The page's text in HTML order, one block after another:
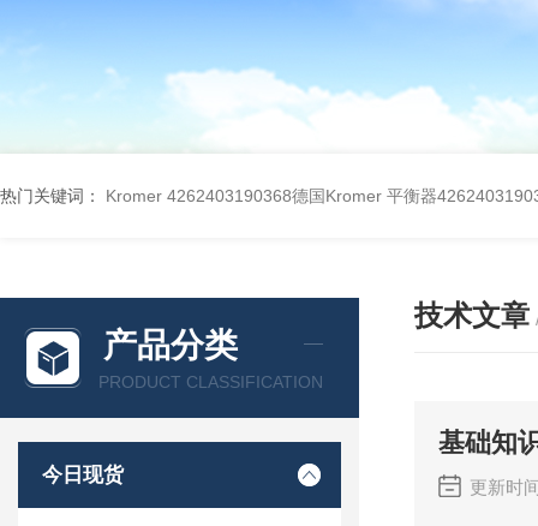
热门关键词： Kromer 4262403190368德国Kromer 平衡器
产品分类
PRODUCT CLASSIFICATION
今日现货
技术文章
基础知
更新时